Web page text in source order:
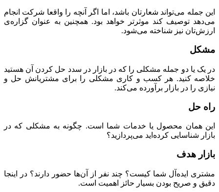
این جمله می‌تواند شعارتان باشد، اما اگر آنچه‌ را واقعا شرکت انجام
می‌دهد توصیف کند موثرتر خواهد بود. همچنین به عنوان گزاره‌ی
ارزش‌تان نیز شناخته می‌شود.
مشکل
در یک یا دو جمله مشکلی را که در بازار در سدد حل کردن آن هستید
خلاصه کنید. هر کسب و کاری مشکلی را برای مشتریانش حل و
نیازی را در بازار برآورده می‌کند.
راه حل
این همان محصول یا خدمات شما است. چگونه به مشکلی که در
بازار شناسایی کرده‌اید می‌پردازید؟
بازار هدف
مشتری ایده‌آل شما کیست؟ چند نفر از آن‌ها حضور دارند؟ در اینجا
دقیق و صریح بودن بسیار حائز اهمیت است.